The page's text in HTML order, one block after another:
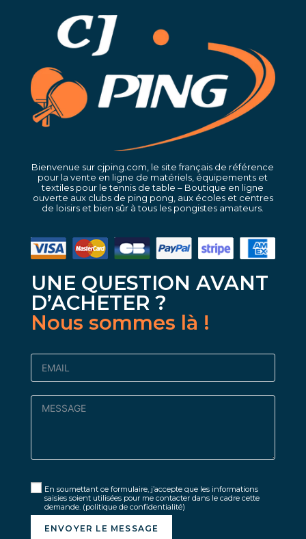
Bienvenue sur cjping.com, le site français de référence
pour la vente en ligne de matériels, équipements et
textiles pour le tennis de table – Boutique en ligne
ouverte aux clubs de ping pong, aux écoles et centres
de loisirs et bien sûr à tous les pongistes amateurs.
UNE QUESTION AVANT
D’ACHETER ?
Nous sommes là !
En soumettant ce formulaire, j’accepte que les informations
saisies soient utilisées pour me contacter dans le cadre cette
demande. (politique de confidentialité)
ENVOYER LE MESSAGE